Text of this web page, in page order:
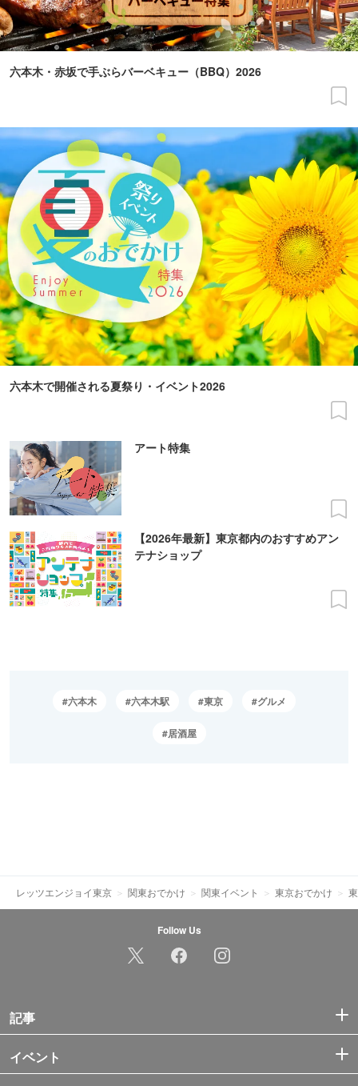
六本木・赤坂で手ぶらバーベキュー（BBQ）2026
六本木で開催される夏祭り・イベント2026
アート特集
【2026年最新】東京都内のおすすめアン
テナショップ
六本木 六本木駅 東京 グルメ
居酒屋
レッツエンジョイ東京 関東おでかけ 関東イベント 東京おでかけ
Follow Us
記事
イベント